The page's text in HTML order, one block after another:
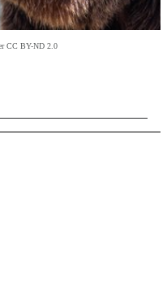
CC BY-ND 2.0